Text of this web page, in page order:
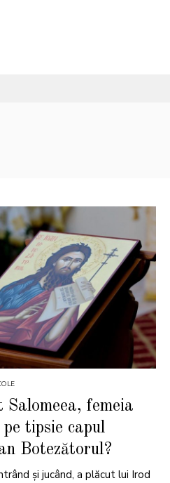
Salomeea, femeia
tipsie capul
Botezătorul?
şi jucând, a plăcut lui Irod